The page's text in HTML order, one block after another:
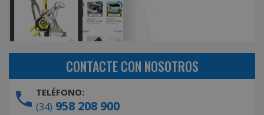
CONTACTE CON NOSOTROS
TELÉFONO:
(34) 958 208 900